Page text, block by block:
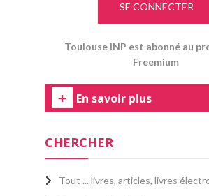
SE CONNECTER
Toulouse INP est abonné au
Freemium
En savoir plus
CHERCHER
Tout ... livres, articles, livres